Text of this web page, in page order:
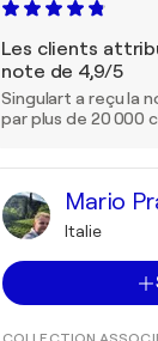
Les clients
note de 4,9/5
Singulart a reçu la
par plus de 20 000
Mario
Italie